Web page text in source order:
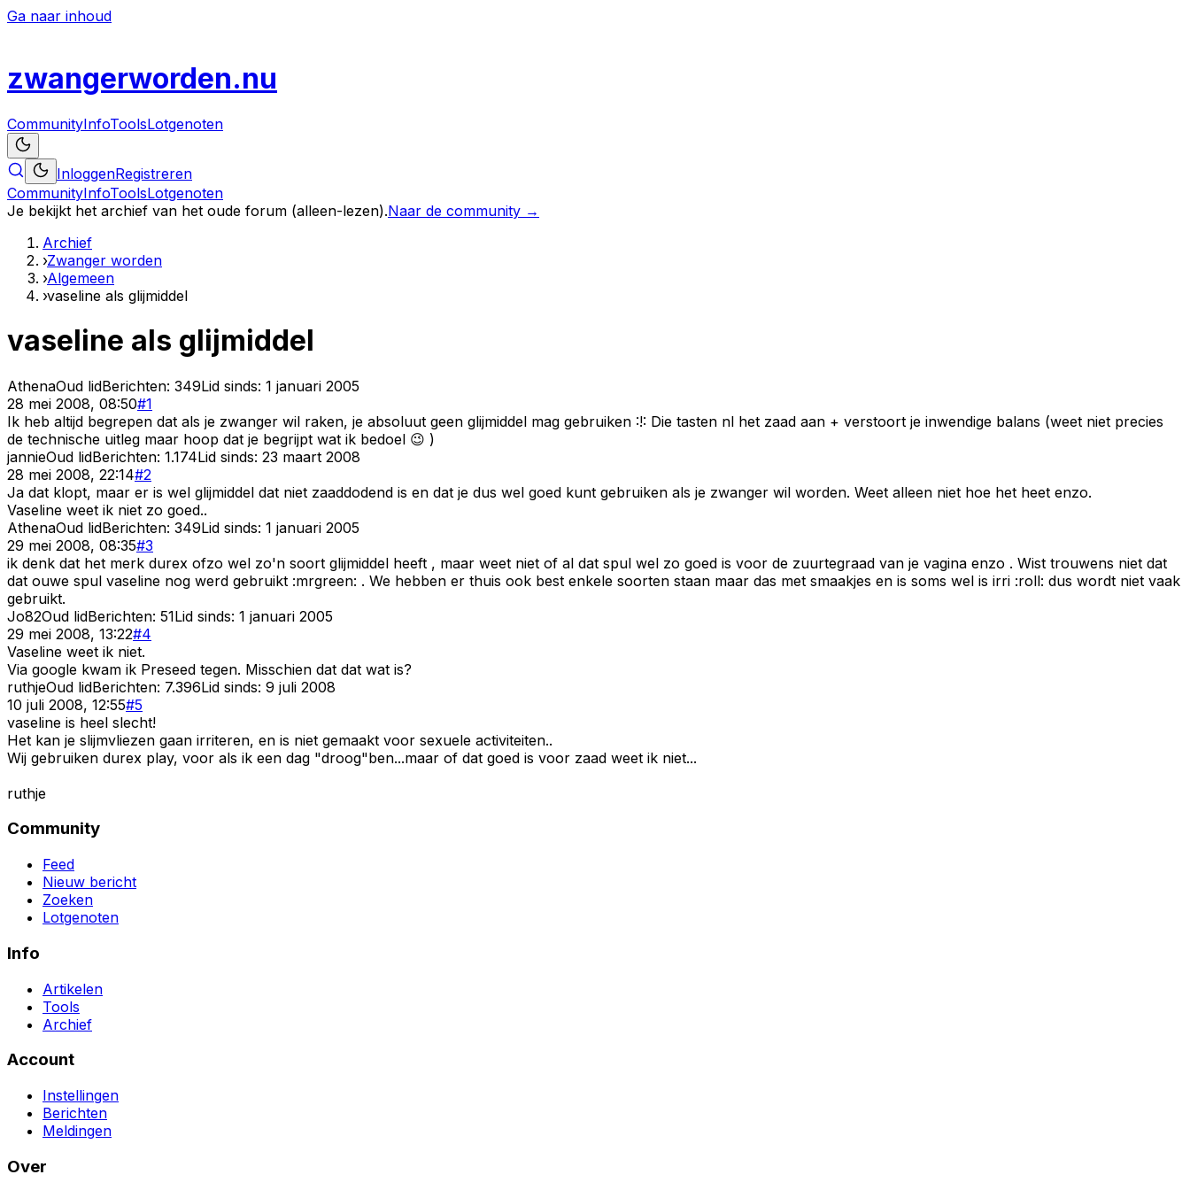
Ga naar inhoud
zwangerworden.nu
CommunityInfoToolsLotgenoten
InloggenRegistreren
CommunityInfoToolsLotgenoten
Je bekijkt het archief van het oude forum (alleen-lezen).Naar de community →
Archief
›Zwanger worden
›Algemeen
›vaseline als glijmiddel
vaseline als glijmiddel
AthenaOud lidBerichten: 349Lid sinds: 1 januari 2005
28 mei 2008, 08:50#1
Ik heb altijd begrepen dat als je zwanger wil raken, je absoluut geen glijmiddel mag gebruiken :!: Die tasten nl het zaad aan + verstoort je inwendige balans (weet niet precies
de technische uitleg maar hoop dat je begrijpt wat ik bedoel 😉 )
jannieOud lidBerichten: 1.174Lid sinds: 23 maart 2008
28 mei 2008, 22:14#2
Ja dat klopt, maar er is wel glijmiddel dat niet zaaddodend is en dat je dus wel goed kunt gebruiken als je zwanger wil worden. Weet alleen niet hoe het heet enzo.
Vaseline weet ik niet zo goed..
AthenaOud lidBerichten: 349Lid sinds: 1 januari 2005
29 mei 2008, 08:35#3
ik denk dat het merk durex ofzo wel zo'n soort glijmiddel heeft , maar weet niet of al dat spul wel zo goed is voor de zuurtegraad van je vagina enzo . Wist trouwens niet dat
dat ouwe spul vaseline nog werd gebruikt :mrgreen: . We hebben er thuis ook best enkele soorten staan maar das met smaakjes en is soms wel is irri :roll: dus wordt niet vaak
gebruikt.
Jo82Oud lidBerichten: 51Lid sinds: 1 januari 2005
29 mei 2008, 13:22#4
Vaseline weet ik niet.
Via google kwam ik Preseed tegen. Misschien dat dat wat is?
ruthjeOud lidBerichten: 7.396Lid sinds: 9 juli 2008
10 juli 2008, 12:55#5
vaseline is heel slecht!
Het kan je slijmvliezen gaan irriteren, en is niet gemaakt voor sexuele activiteiten..
Wij gebruiken durex play, voor als ik een dag "droog"ben...maar of dat goed is voor zaad weet ik niet...
ruthje
Community
Feed
Nieuw bericht
Zoeken
Lotgenoten
Info
Artikelen
Tools
Archief
Account
Instellingen
Berichten
Meldingen
Over